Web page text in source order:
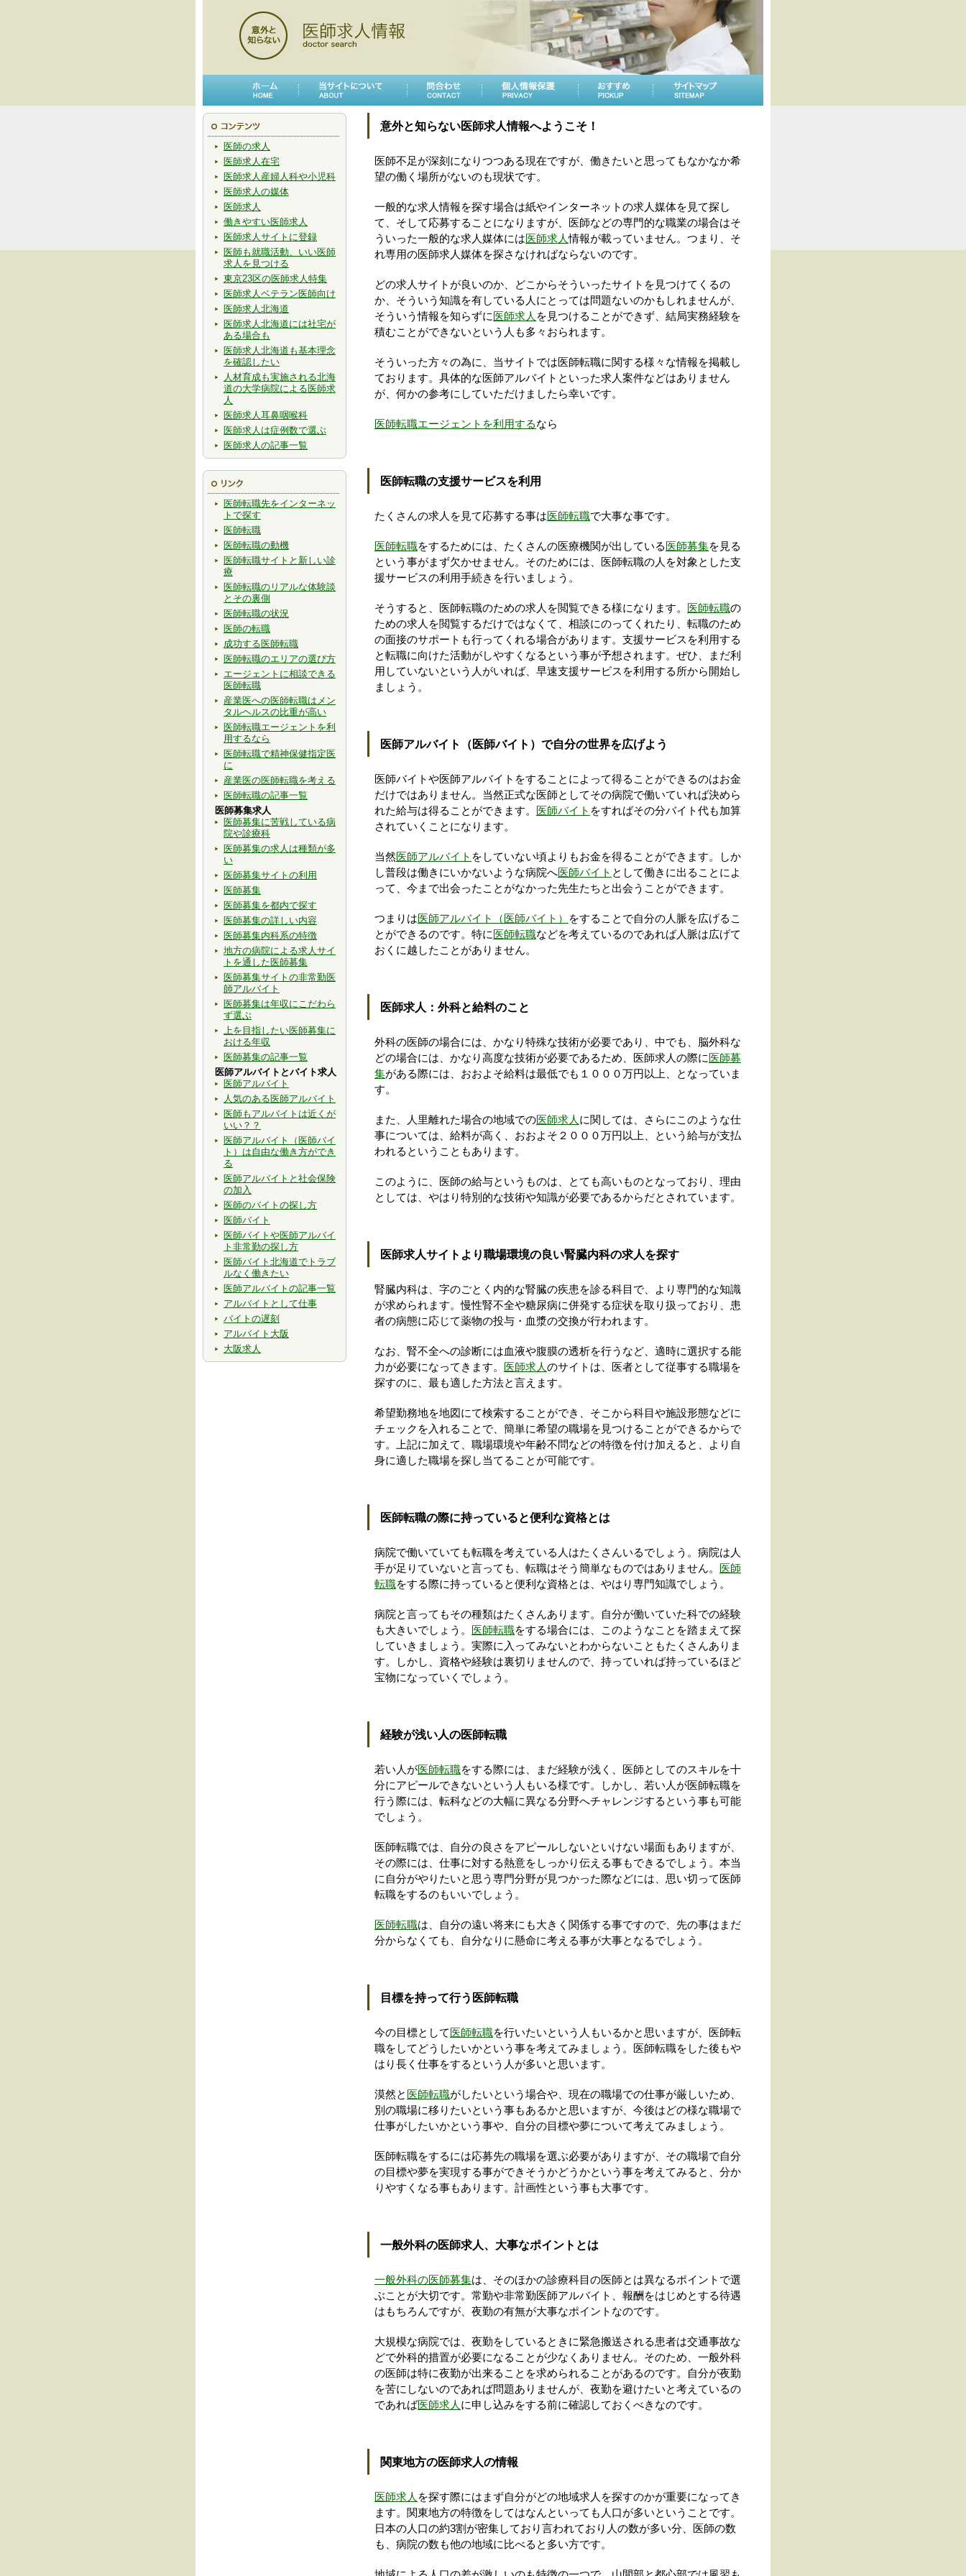
医師の求人
医師求人在宅
医師求人産婦人科や小児科
医師求人の媒体
医師求人
働きやすい医師求人
医師求人サイトに登録
医師も就職活動、いい医師
求人を見つける
東京23区の医師求人特集
医師求人ベテラン医師向け
医師求人北海道
医師求人北海道には社宅が
ある場合も
医師求人北海道も基本理念
を確認したい
人材育成も実施される北海
道の大学病院による医師求
人
医師求人耳鼻咽喉科
医師求人は症例数で選ぶ
医師求人の記事一覧
医師転職先をインターネッ
トで探す
医師転職
医師転職の動機
医師転職サイトと新しい診
療
医師転職のリアルな体験談
とその裏側
医師転職の状況
医師の転職
成功する医師転職
医師転職のエリアの選び方
エージェントに相談できる
医師転職
産業医への医師転職はメン
タルヘルスの比重が高い
医師転職エージェントを利
用するなら
医師転職で精神保健指定医
に
産業医の医師転職を考える
医師転職の記事一覧
医師募集求人
医師募集に苦戦している病
院や診療科
医師募集の求人は種類が多
い
医師募集サイトの利用
医師募集
医師募集を都内で探す
医師募集の詳しい内容
医師募集内科系の特徴
地方の病院による求人サイ
トを通した医師募集
医師募集サイトの非常勤医
師アルバイト
医師募集は年収にこだわら
ず選ぶ
上を目指したい医師募集に
おける年収
医師募集の記事一覧
医師アルバイトとバイト求人
医師アルバイト
人気のある医師アルバイト
医師もアルバイトは近くが
いい？？
医師アルバイト（医師バイ
ト）は自由な働き方ができ
る
医師アルバイトと社会保険
の加入
医師のバイトの探し方
医師バイト
医師バイトや医師アルバイ
ト非常勤の探し方
医師バイト北海道でトラブ
ルなく働きたい
医師アルバイトの記事一覧
アルバイトとして仕事
バイトの遅刻
アルバイト大阪
大阪求人
意外と知らない医師求人情報へようこそ！
医師不足が深刻になりつつある現在ですが、働きたいと思ってもなかなか希
望の働く場所がないのも現状です。
一般的な求人情報を探す場合は紙やインターネットの求人媒体を見て探し
て、そして応募することになりますが、医師などの専門的な職業の場合はそ
ういった一般的な求人媒体には 医師求人情報が載っていません。つまり、そ
れ専用の医師求人媒体を探さなければならないのです。
どの求人サイトが良いのか、どこからそういったサイトを見つけてくるの
か、そういう知識を有している人にとっては問題ないのかもしれませんが、
そういう情報を知らずに 医師求人 を見つけることができず、結局実務経験を
積むことができないという人も多々おられます。
そういった方々の為に、当サイトでは医師転職に関する様々な情報を掲載し
ております。具体的な医師アルバイトといった求人案件などはありません
が、何かの参考にしていただけましたら幸いです。
医師転職エージェントを利用するなら
医師転職の支援サービスを利用
たくさんの求人を見て応募する事は 医師転職で大事な事です。
医師転職をするためには、たくさんの医療機関が出している 医師募集を見る
という事がまず欠かせません。そのためには、医師転職の人を対象とした支
援サービスの利用手続きを行いましょう。
そうすると、医師転職のための求人を閲覧できる様になります。 医師転職の
ための求人を閲覧するだけではなくて、相談にのってくれたり、転職のため
の面接のサポートも行ってくれる場合があります。支援サービスを利用する
と転職に向けた活動がしやすくなるという事が予想されます。ぜひ、まだ利
用していないという人がいれば、早速支援サービスを利用する所から開始し
ましょう。
医師アルバイト（医師バイト）で自分の世界を広げよう
医師バイトや医師アルバイトをすることによって得ることができるのはお金
だけではありません。当然正式な医師としてその病院で働いていれば決めら
れた給与は得ることができます。
医師バイト をすればその分バイト代も加算
されていくことになります。
当然 医師アルバイト をしていない頃よりもお金を得ることができます。しか
し普段は働きにいかないような病院へ医師バイト として働きに出ることによ
って、今まで出会ったことがなかった先生たちと出会うことができます。
つまりは 医師アルバイト（医師バイト）
をすることで自分の人脈を広げるこ
とができるのです。特に 医師転職などを考えているのであれば人脈は広げて
おくに越したことがありません。
医師求人：外科と給料のこと
外科の医師の場合には、かなり特殊な技術が必要であり、中でも、脳外科な
どの場合には、かなり高度な技術が必要であるため、医師求人の際に 医師募
集がある際には、おおよそ給料は最低でも１０００万円以上、となっていま
す。
また、人里離れた場合の地域での医師求人 に関しては、さらにこのような仕
事については、給料が高く、おおよそ２０００万円以上、という給与が支払
われるということもあります。
このように、医師の給与というものは、とても高いものとなっており、理由
としては、やはり特別的な技術や知識が必要であるからだとされています。
医師求人サイトより職場環境の良い腎臓内科の求人を探す
腎臓内科は、字のごとく内的な腎臓の疾患を診る科目で、より専門的な知識
が求められます。慢性腎不全や糖尿病に併発する症状を取り扱っており、患
者の病態に応じて薬物の投与・血漿の交換が行われます。
なお、腎不全への診断には血液や腹膜の透析を行うなど、適時に選択する能
力が必要になってきます。
医師求人のサイトは、医者として従事する職場を
探すのに、最も適した方法と言えます。
希望勤務地を地図にて検索することができ、そこから科目や施設形態などに
チェックを入れることで、簡単に希望の職場を見つけることができるからで
す。上記に加えて、職場環境や年齢不問などの特徴を付け加えると、より自
身に適した職場を探し当てることが可能です。
医師転職の際に持っていると便利な資格とは
病院で働いていても転職を考えている人はたくさんいるでしょう。病院は人
手が足りていないと言っても、転職はそう簡単なものではありません。
医師
転職をする際に持っていると便利な資格とは、やはり専門知識でしょう。
病院と言ってもその種類はたくさんあります。自分が働いていた科での経験
も大きいでしょう。
医師転職をする場合には、このようなことを踏まえて探
していきましょう。実際に入ってみないとわからないこともたくさんありま
す。しかし、資格や経験は裏切りませんので、持っていれば持っているほど
宝物になっていくでしょう。
経験が浅い人の医師転職
若い人が医師転職をする際には、まだ経験が浅く、医師としてのスキルを十
分にアピールできないという人もいる様です。しかし、若い人が医師転職を
行う際には、転科などの大幅に異なる分野へチャレンジするという事も可能
でしょう。
医師転職では、自分の良さをアピールしないといけない場面もありますが、
その際には、仕事に対する熱意をしっかり伝える事もできるでしょう。本当
に自分がやりたいと思う専門分野が見つかった際などには、思い切って医師
転職をするのもいいでしょう。
医師転職は、自分の遠い将来にも大きく関係する事ですので、先の事はまだ
分からなくても、自分なりに懸命に考える事が大事となるでしょう。
目標を持って行う医師転職
今の目標として 医師転職を行いたいという人もいるかと思いますが、医師転
職をしてどうしたいかという事を考えてみましょう。医師転職をした後もや
はり長く仕事をするという人が多いと思います。
漠然と 医師転職がしたいという場合や、現在の職場での仕事が厳しいため、
別の職場に移りたいという事もあるかと思いますが、今後はどの様な職場で
仕事がしたいかという事や、自分の目標や夢について考えてみましょう。
医師転職をするには応募先の職場を選ぶ必要がありますが、その職場で自分
の目標や夢を実現する事ができそうかどうかという事を考えてみると、分か
りやすくなる事もあります。計画性という事も大事です。
一般外科の医師求人、大事なポイントとは
一般外科の医師募集は、そのほかの診療科目の医師とは異なるポイントで選
ぶことが大切です。常勤や非常勤医師アルバイト、報酬をはじめとする待遇
はもちろんですが、夜勤の有無が大事なポイントなのです。
大規模な病院では、夜勤をしているときに緊急搬送される患者は交通事故な
どで外科的措置が必要になることが少なくありません。そのため、一般外科
の医師は特に夜勤が出来ることを求められることがあるのです。自分が夜勤
を苦にしないのであれば問題ありませんが、夜勤を避けたいと考えているの
であれば医師求人 に申し込みをする前に確認しておくべきなのです。
関東地方の医師求人の情報
医師求人 を探す際にはまず自分がどの地域求人を探すのかが重要になってき
ます。関東地方の特徴をしてはなんといっても人口が多いということです。
日本の人口の約3割が密集しており言われており人の数が多い分、医師の数
も、病院の数も他の地域に比べると多い方です。